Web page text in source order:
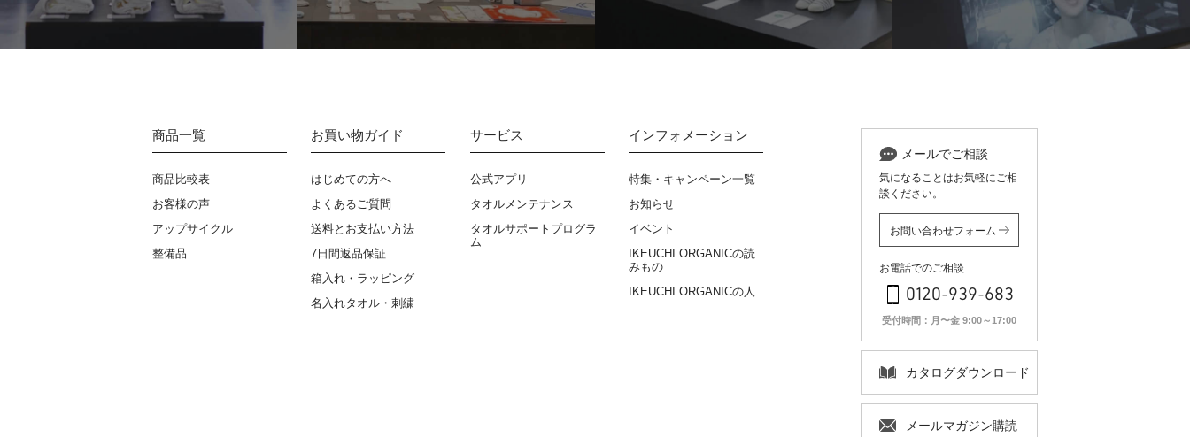
商品一覧
商品比較表
お客様の声
アップサイクル
整備品
お買い物ガイド
はじめての方へ
よくあるご質問
送料とお支払い方法
7日間返品保証
箱入れ・ラッピング
名入れタオル・刺繍
サービス
公式アプリ
タオルメンテナンス
タオルサポートプログラ
ム
インフォメーション
特集・キャンペーン一覧
お知らせ
イベント
IKEUCHI ORGANICの読
みもの
IKEUCHI ORGANICの人
メールでご相談
気になることはお気軽にご相
談ください。
お問い合わせフォーム
お電話でのご相談
0120-939-683
受付時間：月〜金 9:00～17:00
カタログダウンロード
メールマガジン購読